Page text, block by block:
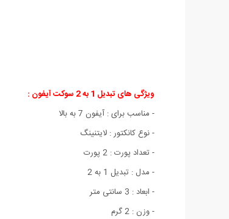
ویژگی های تبدیل 1 به 2 سوکت آیفون :
- مناسب برای : آیفون 7 به بالا
- نوع کانکتور : لایتنینگ
- تعداد پورت : 2 پورت
- مدل : تبدیل 1 به 2
- ابعاد : 3 سانتی متر
- وزن : 2 گرم